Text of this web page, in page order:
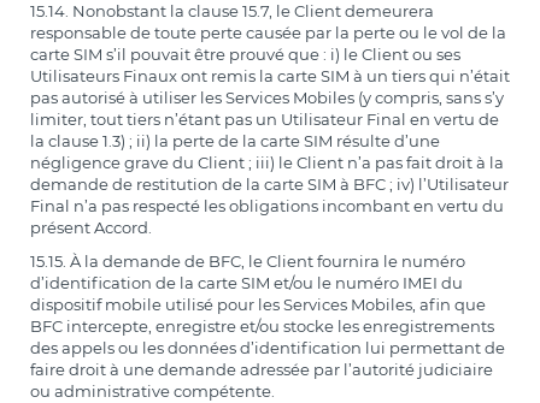
15.14. Nonobstant la clause 15.7, le Client demeurera
responsable de toute perte causée par la perte ou le vol de la
carte SIM s’il pouvait être prouvé que : i) le Client ou ses
Utilisateurs Finaux ont remis la carte SIM à un tiers qui n’était
pas autorisé à utiliser les Services Mobiles (y compris, sans s’y
limiter, tout tiers n’étant pas un Utilisateur Final en vertu de
la clause 1.3) ; ii) la perte de la carte SIM résulte d’une
négligence grave du Client ; iii) le Client n’a pas fait droit à la
demande de restitution de la carte SIM à BFC ; iv) l’Utilisateur
Final n’a pas respecté les obligations incombant en vertu du
présent Accord.
15.15. À la demande de BFC, le Client fournira le numéro
d’identification de la carte SIM et/ou le numéro IMEI du
dispositif mobile utilisé pour les Services Mobiles, afin que
BFC intercepte, enregistre et/ou stocke les enregistrements
des appels ou les données d’identification lui permettant de
faire droit à une demande adressée par l’autorité judiciaire
ou administrative compétente.